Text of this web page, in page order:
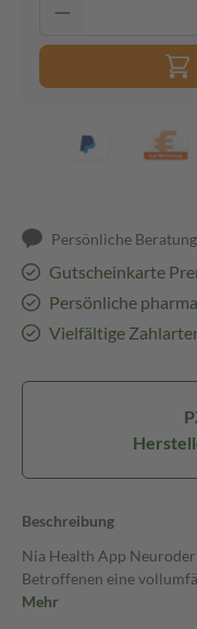
Persönliche Beratung
Gutscheinkarte
Persönliche
Vielfältige
Beschreibung
Nia Health App
Betroffenen eine
Mehr